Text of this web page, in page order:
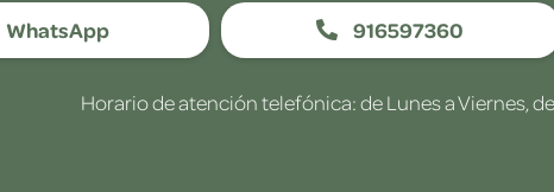
WhatsApp 916597360
Horario de atención telefónica: de Lunes a Viernes,